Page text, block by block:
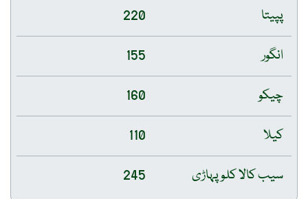
پپیتا
220
انگور
155
چیکو
160
کیلا
110
سیب کالا کلو پہاڑی
245